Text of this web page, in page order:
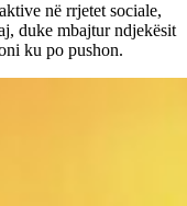
në rrjetet sociale,
duke mbajtur ndjekësit
ku po pushon.